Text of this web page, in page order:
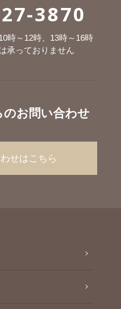
3870
時～12時、13時～16時
承っておりません
のお問い合わせ
せはこちら